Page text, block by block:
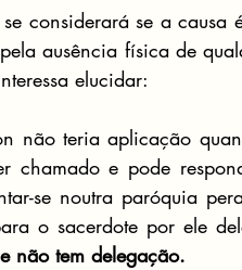
considerará se a causa
ausência física de
elucidar:
não teria aplicação
chamado e pode
se noutra paróquia
não tem delegação.